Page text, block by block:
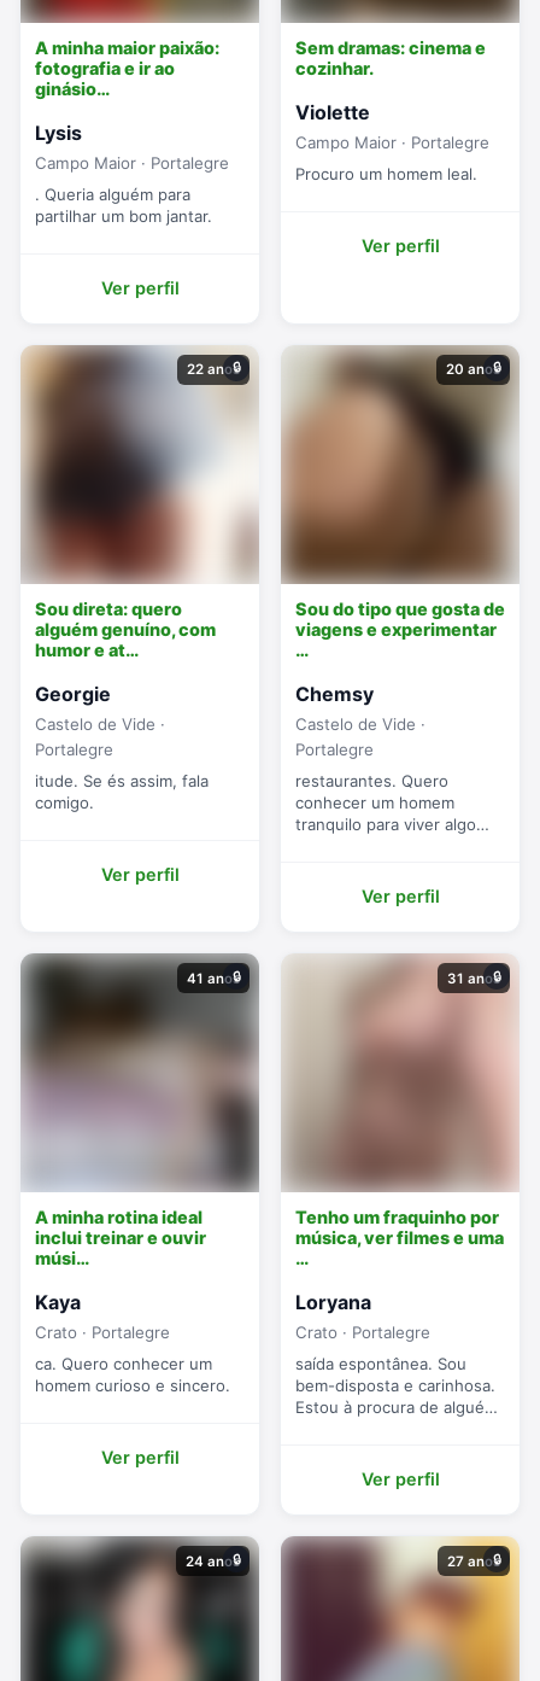
A minha maior paixão:
fotografia e ir ao
ginásio…
Lysis
Campo Maior · Portalegre
. Queria alguém para
partilhar um bom jantar.
Ver perfil
Sem dramas: cinema e
cozinhar.
Violette
Campo Maior · Portalegre
Procuro um homem leal.
Ver perfil
22 anos
🔒
Sou direta: quero
alguém genuíno, com
humor e at…
Georgie
Castelo de Vide ·
Portalegre
itude. Se és assim, fala
comigo.
Ver perfil
20 anos
🔒
Sou do tipo que gosta de
viagens e experimentar
…
Chemsy
Castelo de Vide ·
Portalegre
restaurantes. Quero
conhecer um homem
tranquilo para viver algo
Ver perfil
41 anos
🔒
A minha rotina ideal
inclui treinar e ouvir
músi…
Kaya
Crato · Portalegre
ca. Quero conhecer um
homem curioso e sincero.
Ver perfil
31 anos
🔒
Tenho um fraquinho por
música, ver filmes e uma
…
Loryana
Crato · Portalegre
saída espontânea. Sou
bem-disposta e carinhosa.
Estou à procura de alguém
Ver perfil
24 anos
🔒 27 anos
🔒